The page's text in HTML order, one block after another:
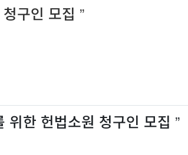
구인 모집 ”
위한 헌법소원 청구인 모집 ”